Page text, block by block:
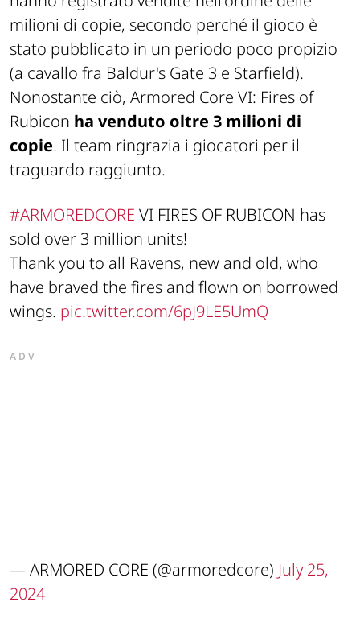
milioni di copie, secondo perché il gioco è
stato pubblicato in un periodo poco propizio
(a cavallo fra Baldur's Gate 3 e Starfield).
Nonostante ciò, Armored Core VI: Fires of
Rubicon ha venduto oltre 3 milioni di
copie. Il team ringrazia i giocatori per il
traguardo raggiunto.
#ARMOREDCORE VI FIRES OF RUBICON has
sold over 3 million units!
Thank you to all Ravens, new and old, who
have braved the fires and flown on borrowed
wings. pic.twitter.com/6pJ9LE5UmQ
ADV
— ARMORED CORE (@armoredcore) July 25,
2024